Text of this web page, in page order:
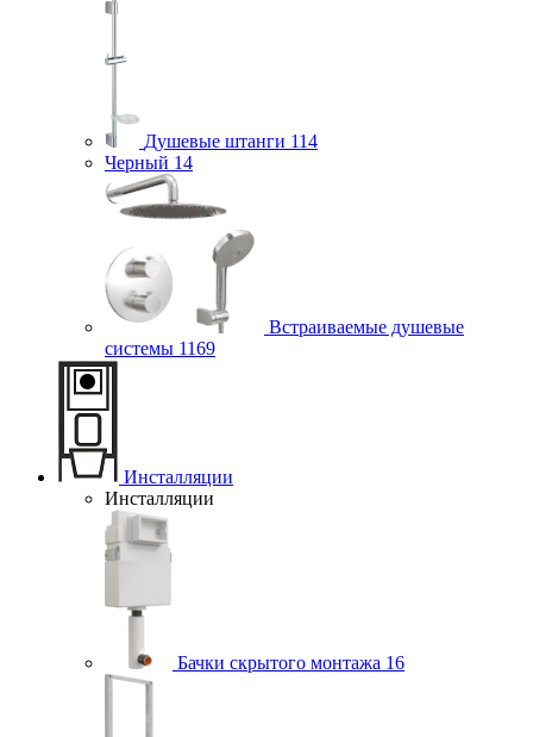
Душевые штанги 114
Черный 14
Встраиваемые душевые
системы 1169
Инсталляции
Инсталляции
Бачки скрытого монтажа 16